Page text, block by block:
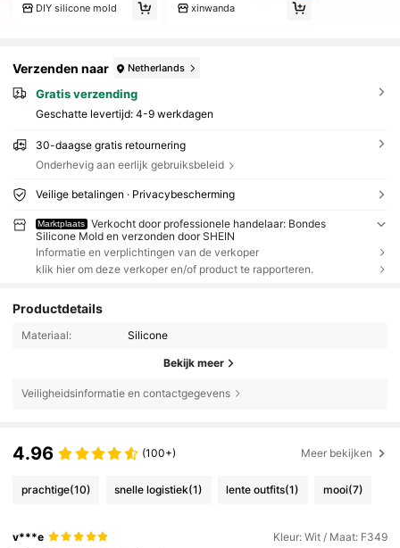
DIY silicone mold xinwanda
Verzenden naar Netherlands
Gratis verzending
Geschatte levertijd: 4-9 werkdagen
30-daagse gratis retournering
Onderhevig aan eerlijk gebruiksbeleid
Veilige betalingen · Privacybescherming
Marktplaats
Verkocht door professionele handelaar: Bondes
Silicone Mold en verzonden door SHEIN
Informatie en verplichtingen van de verkoper
klik hier om deze verkoper en/of product te rapporteren.
Productdetails
Materiaal: Silicone
Bekijk meer
Veiligheidsinformatie en contactgegevens
4.96 (100+) Meer bekijken
prachtige(10) snelle logistiek(1) lente outfits(1) mooi(7)
v***e Kleur: Wit / Maat: F349